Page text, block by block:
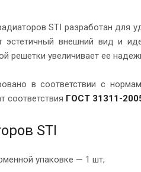
STI разработан для
внешний вид и
решетки увеличивает ее
в соответствии с
соответствия ГОСТ 31311-
STI
упаковке — 1 шт;